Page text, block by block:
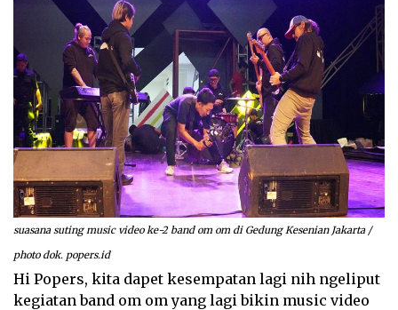
suasana suting music video ke-2 band om om di Gedung Kesenian Jakarta /
photo dok. popers.id
Hi Popers, kita dapet kesempatan lagi nih ngeliput
kegiatan band om om yang lagi bikin music video